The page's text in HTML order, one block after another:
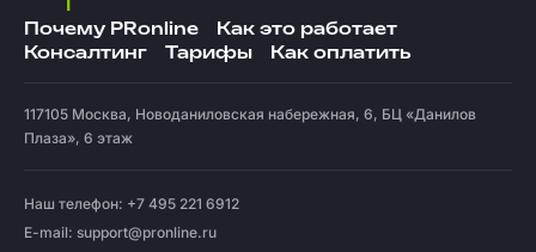
Почему PRonline
Как это работает
Консалтинг
Тарифы Как оплатить
117105 Москва, Новоданиловская набережная, 6, БЦ «Данилов
Плаза», 6 этаж
Наш телефон: +7 495 221 6912
E-mail: support@pronline.ru